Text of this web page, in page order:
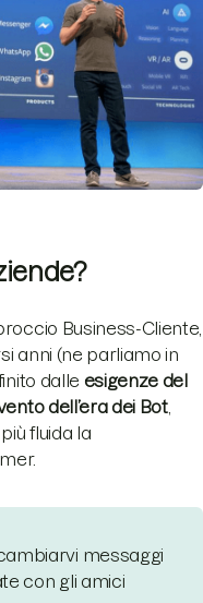
Business-Cliente,
anni (ne parliamo in
dalle esigenze del
dell’era dei Bot,
fluida la
messaggi
con gli amici